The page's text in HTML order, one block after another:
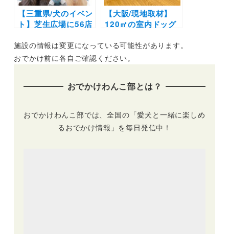
【三重県/犬のイベン
ト】芝生広場に56店
に必ず当たるプレゼ
ント企画も♪「わん
アイグニス」（アク
場）12/5開催
【大阪/現地取材】
120㎡の室内ドッグ
も併設「愛犬ヴィレ
ッジ天王寺店」が
た！
施設の情報は変更になっている可能性があります。
おでかけ前に各自ご確認ください。
おでかけわんこ部とは？
おでかけわんこ部では、全国の「愛犬と一緒に楽しめ
るおでかけ情報」を毎日発信中！